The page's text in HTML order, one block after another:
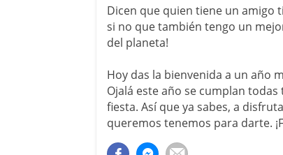
Dicen que quien tiene un amigo
si no que también tengo un
del planeta!
Hoy das la bienvenida a un año
Ojalá este año se cumplan
fiesta. Así que ya sabes, a
queremos tenemos para darte.